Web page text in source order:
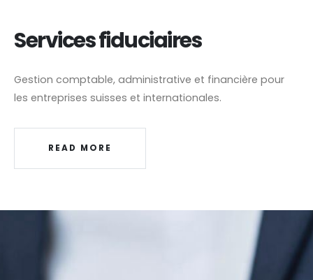
Services fiduciaires
Gestion comptable, administrative et financière pour
les entreprises suisses et internationales.
READ MORE